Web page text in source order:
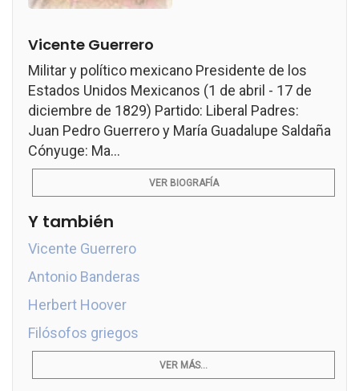
Vicente Guerrero
Militar y político mexicano Presidente de los
Estados Unidos Mexicanos (1 de abril - 17 de
diciembre de 1829) Partido: Liberal Padres:
Juan Pedro Guerrero y María Guadalupe Saldaña
Cónyuge: Ma...
VER BIOGRAFÍA
Y también
Vicente Guerrero
Antonio Banderas
Herbert Hoover
Filósofos griegos
VER MÁS...